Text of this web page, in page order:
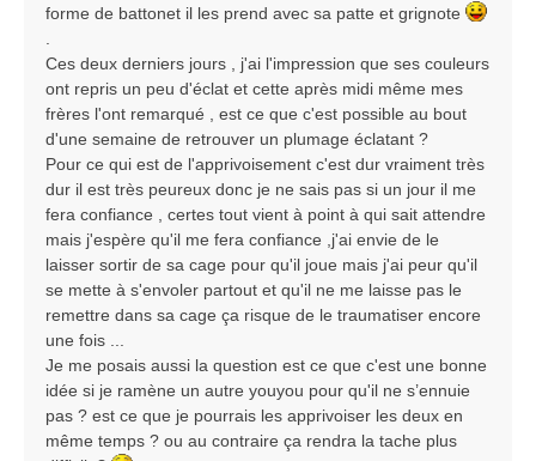
forme de battonet il les prend avec sa patte et grignote
Ces deux derniers jours , j'ai l'impression que ses couleurs
ont repris un peu d'éclat et cette après midi même mes
frères l'ont remarqué , est ce que c'est possible au bout
d'une semaine de retrouver un plumage éclatant ?
Pour ce qui est de l'apprivoisement c'est dur vraiment très
dur il est très peureux donc je ne sais pas si un jour il me
fera confiance , certes tout vient à point à qui sait attendre
mais j'espère qu'il me fera confiance ,j'ai envie de le
laisser sortir de sa cage pour qu'il joue mais j'ai peur qu'il
se mette à s'envoler partout et qu'il ne me laisse pas le
remettre dans sa cage ça risque de le traumatiser encore
une fois ...
Je me posais aussi la question est ce que c'est une bonne
idée si je ramène un autre youyou pour qu'il ne s’ennuie
pas ? est ce que je pourrais les apprivoiser les deux en
même temps ? ou au contraire ça rendra la tache plus